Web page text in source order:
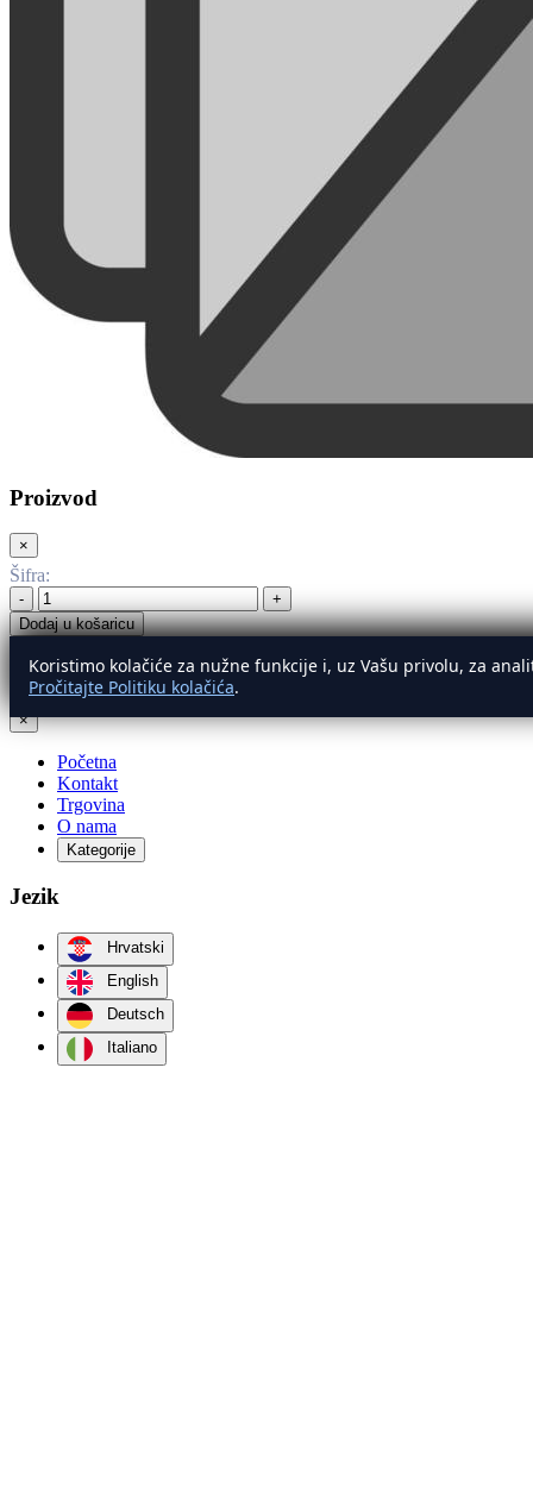
Proizvod
×
Šifra:
-
+
Dodaj u košaricu
Koristimo kolačiće za nužne funkcije i, uz Vašu privolu, za
Pročitajte Politiku kolačića.
Izbornik
×
Početna
Kontakt
Trgovina
O nama
Kategorije
Jezik
Hrvatski
English
Deutsch
Italiano